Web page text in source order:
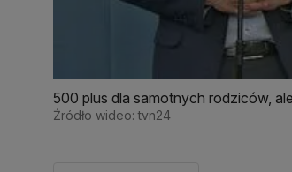
500 plus dla samotnych rodziców,
Źródło wideo: tvn24